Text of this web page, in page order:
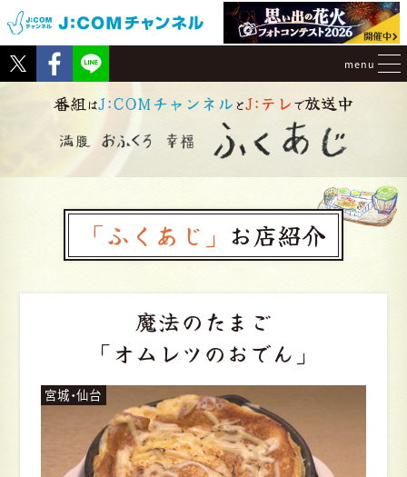
Tweet Facebook
menu
番組はJ:COMチャンネル とJ:テレ で放送中
「ふくあじ」 お店紹介
魔法のたまご
「オムレツのおでん」
宮城・仙台